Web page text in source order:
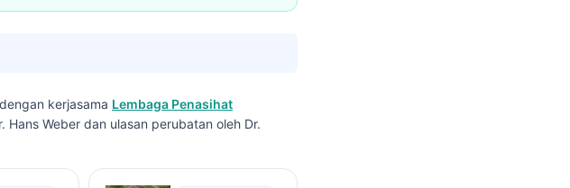
dengan kerjasama Lembaga Penasihat
Weber dan ulasan perubatan oleh Dr.